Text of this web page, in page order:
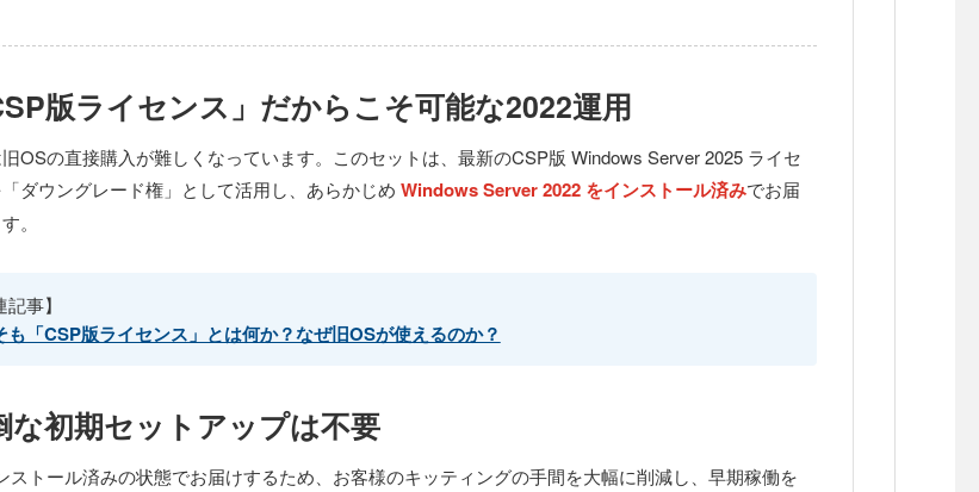
版ライセンス」だからこそ可能な2022運用
OSの直接購入が難しくなっています。このセットは、最新のCSP版 Windows Server 2025 ライセ
ダウングレード権」として活用し、あらかじめ Windows Server 2022 をインストール済みでお届
。
記事】
も「CSP版ライセンス」とは何か？なぜ旧OSが使えるのか？
な初期セットアップは不要
ストール済みの状態でお届けするため、お客様のキッティングの手間を大幅に削減し、早期稼働を